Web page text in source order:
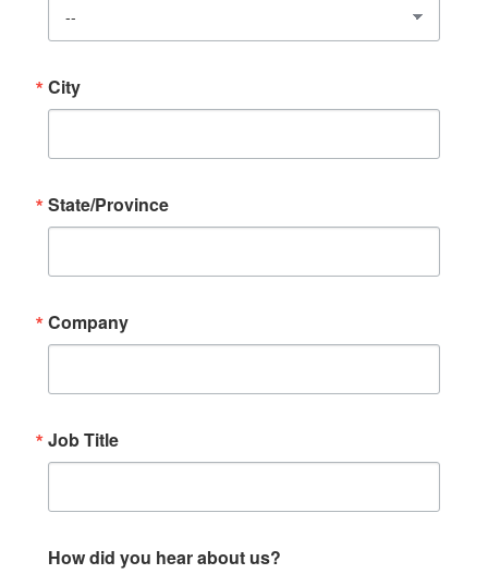
City
State/Province
Company
Job Title
How did you hear about us?